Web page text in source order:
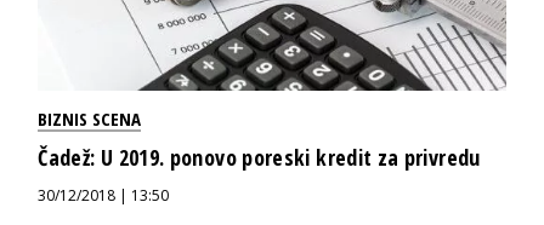
BIZNIS SCENA
Čadež: U 2019. ponovo poreski kredit za privredu
30/12/2018 | 13:50